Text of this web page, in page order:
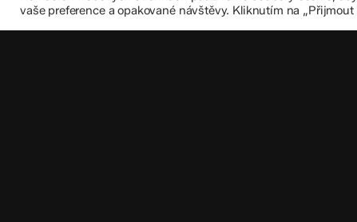
vaše preference a opakované návštěvy. Kliknutím na